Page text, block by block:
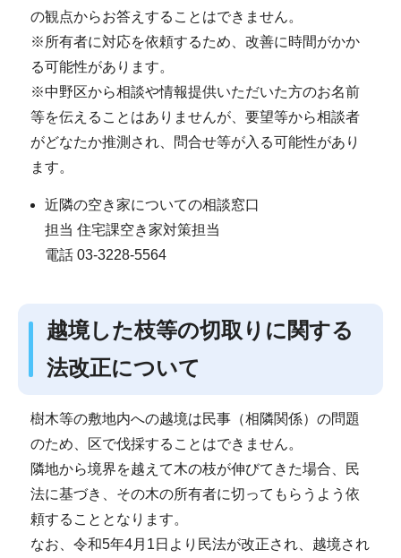
の観点からお答えすることはできません。
※所有者に対応を依頼するため、改善に時間がかか
る可能性があります。
※中野区から相談や情報提供いただいた方のお名前
等を伝えることはありませんが、要望等から相談者
がどなたか推測され、問合せ等が入る可能性があり
ます。
近隣の空き家についての相談窓口
担当 住宅課空き家対策担当
電話 03-3228-5564
越境した枝等の切取りに関する
法改正について
樹木等の敷地内への越境は民事（相隣関係）の問題
のため、区で伐採することはできません。
隣地から境界を越えて木の枝が伸びてきた場合、民
法に基づき、その木の所有者に切ってもらうよう依
頼することとなります。
なお、令和5年4月1日より民法が改正され、越境され